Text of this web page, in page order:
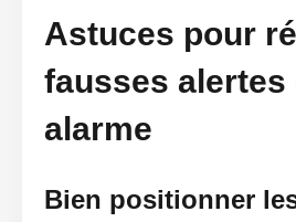
Astuces pour
fausses alertes
alarme
Bien positionner